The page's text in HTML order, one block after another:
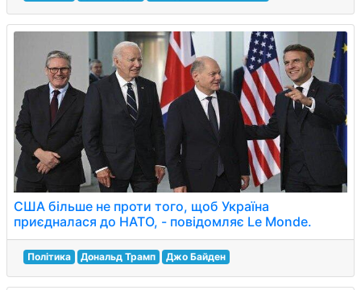
США більше не проти того, щоб Україна
приєдналася до НАТО, - повідомляє Le Monde.
Політика Дональд Трамп Джо Байден